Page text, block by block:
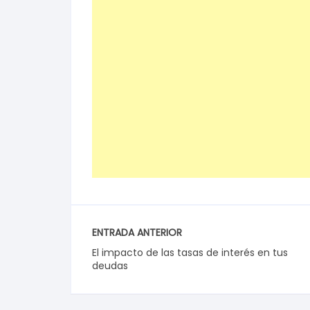
ENTRADA ANTERIOR
El impacto de las tasas de interés en tus
deudas